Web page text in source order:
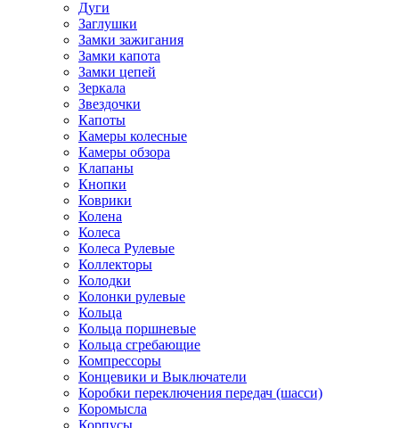
Дуги
Заглушки
Замки зажигания
Замки капота
Замки цепей
Зеркала
Звездочки
Капоты
Камеры колесные
Камеры обзора
Клапаны
Кнопки
Коврики
Колена
Колеса
Колеса Рулевые
Коллекторы
Колодки
Колонки рулевые
Кольца
Кольца поршневые
Кольца сгребающие
Компрессоры
Концевики и Выключатели
Коробки переключения передач (шасси)
Коромысла
Корпусы